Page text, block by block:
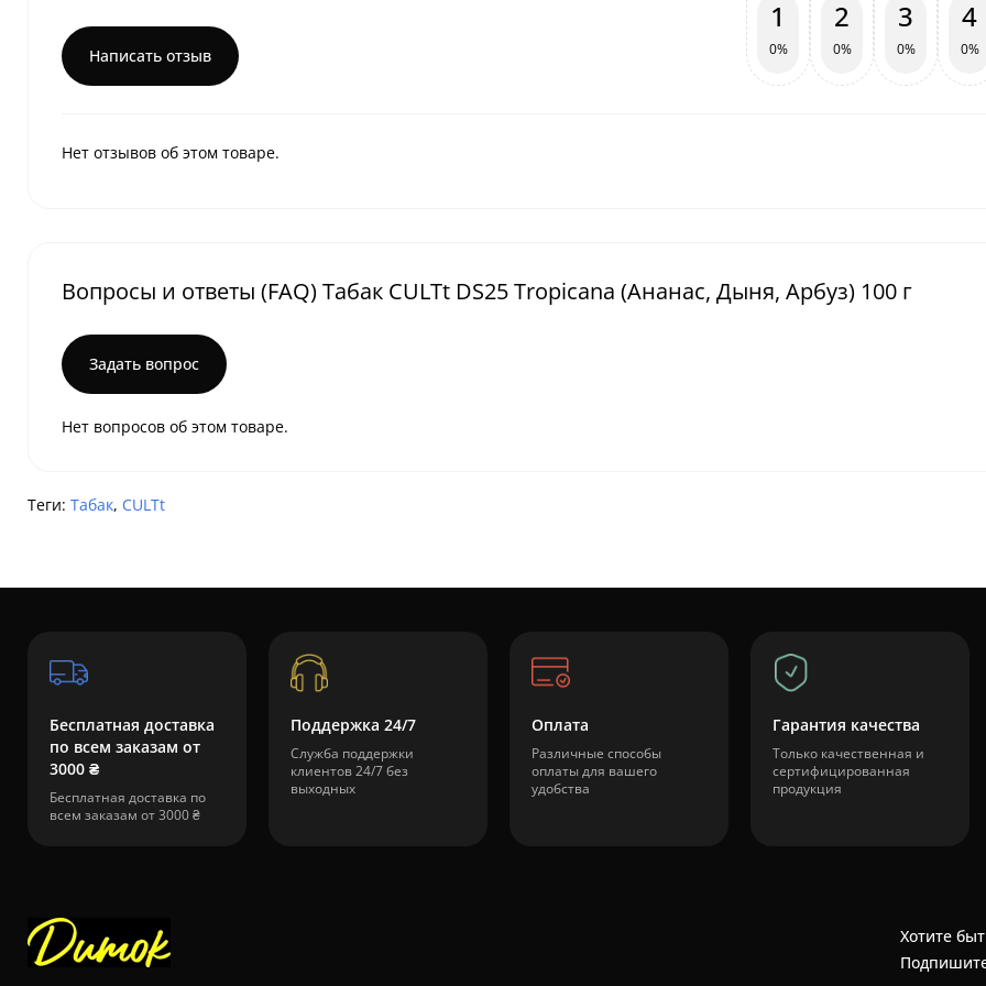
Написать отзыв
1
0%
2
0%
3
0%
4
0%
Нет отзывов об этом товаре.
Вопросы и ответы (FAQ) Табак CULTt DS25 Tropicana (Ананас, Дыня, Арбуз) 100 г
Задать вопрос
Нет вопросов об этом товаре.
Теги: Табак, CULTt
Бесплатная доставка
по всем заказам от
3000 ₴
Бесплатная доставка по
всем заказам от 3000 ₴
Поддержка 24/7
Служба поддержки
клиентов 24/7 без
выходных
Оплата
Различные способы
оплаты для вашего
удобства
Гарантия качества
Только качественная и
сертифицированная
продукция
Хотите